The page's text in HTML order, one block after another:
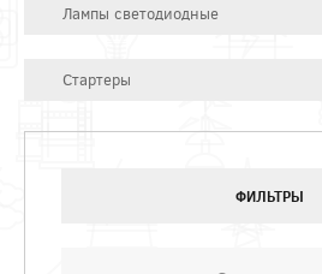
Лампы светодиодные
Стартеры
ФИЛЬТРЫ